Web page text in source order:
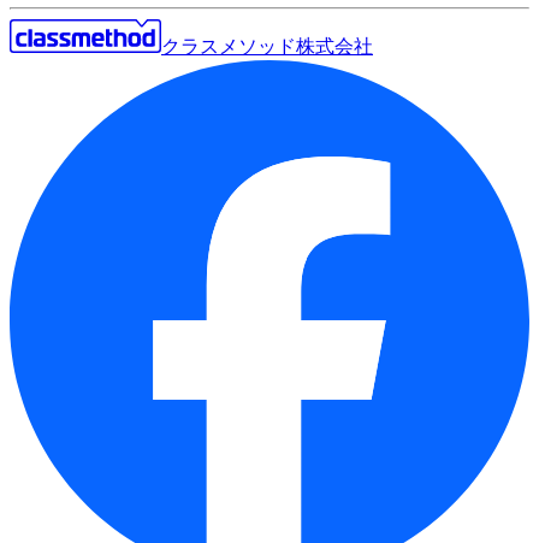
クラスメソッド株式会社